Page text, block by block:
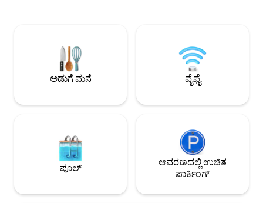
ಯೆಲ್ಲೋಸ್ಟೋನ್ ರಾಷ್ಟ್ರೀಯ ಉದ್ಯಾನವನಕ್ಕೆ ಭೇಟಿ
ನೀಡಿ. ಹಾಟ್‌ ಟಬ್‌ನಲ್ಲಿ ವಿಶ್ರಾಂತಿ ಪಡೆಯಲು
ಹಿಂತಿರುಗಿ, ಬೆಂಕಿಯ ಗುಂಡಿಯ ಸುತ್ತಲೂ
ಸ್ಮೋರ್‌ಗಳನ್ನು ಆನಂದಿಸಿ ಅಥವಾ ಅಗ್ಗಿಷ್ಟಿಕೆಯ
ಚಲನಚಿತ್ರವನ್ನು ಸ್ಟ್ರೀಮ್ ಮಾಡಿ.
ನೆರೆಹೊರೆಯವರಿದ್ದಾರೆ
ಸ್ಥಳವನ್ನು
ಮಾಡುತ್ತಿದ್ದೇವೆ-ನಿಮ್ಮ
ಇನ್ನಷ್ಟು
ಅಡುಗೆ ಮನೆ ವೈಫೈ
ಪೂಲ್
ಆವರಣದಲ್ಲಿ ಉಚಿತ
ಪಾರ್ಕಿಂಗ್